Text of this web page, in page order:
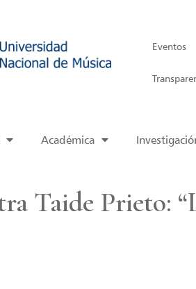
Eventos
Académica
Taide Prieto: